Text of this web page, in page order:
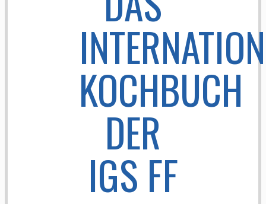
KOCHBUCH
DER
IGS FF